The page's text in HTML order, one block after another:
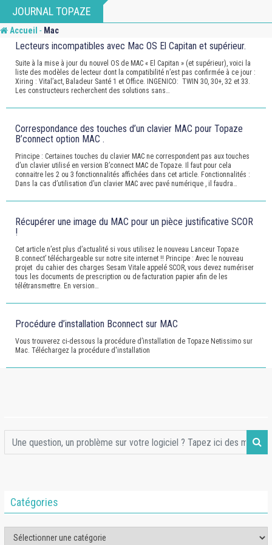
JOURNAL TOPAZE
Accueil - Mac
Lecteurs incompatibles avec Mac OS El Capitan et supérieur.
Suite à la mise à jour du nouvel OS de MAC « El Capitan » (et supérieur), voici la
liste des modèles de lecteur dont la compatibilité n’est pas confirmée à ce jour :
Xiring : Vital’act, Baladeur Santé 1 et Office. INGENICO: TWIN 30, 30+, 32 et 33.
Les constructeurs recherchent des solutions sans…
Correspondance des touches d’un clavier MAC pour Topaze
B’connect option MAC .
Principe : Certaines touches du clavier MAC ne correspondent pas aux touches
d’un clavier utilisé en version B’connect MAC de Topaze. Il faut pour cela
connaitre les 2 ou 3 fonctionnalités affichées dans cet article. Fonctionnalités :
Dans la cas d’utilisation d’un clavier MAC avec pavé numérique , il faudra…
Récupérer une image du MAC pour un pièce justificative SCOR
!
Cet article n’est plus d’actualité si vous utilisez le nouveau Lanceur Topaze
B.connect’ téléchargeable sur notre site internet !! Principe : Avec le nouveau
projet du cahier des charges Sesam Vitale appelé SCOR, vous devez numériser
tous les documents de prescription ou de facturation papier afin de les
télétransmettre. En version…
Procédure d’installation Bconnect sur MAC
Vous trouverez ci-dessous la procédure d’installation de Topaze Netissimo sur
Mac. Téléchargez la procédure d'installation
Catégories